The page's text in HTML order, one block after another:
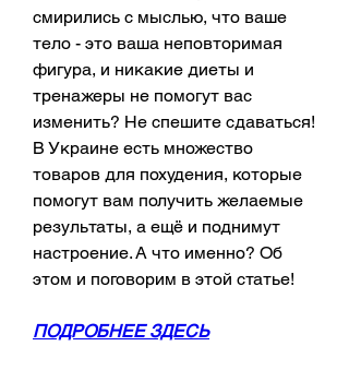
смирились с мыслью, что ваше
тело - это ваша неповторимая
фигура, и никакие диеты и
тренажеры не помогут вас
изменить? Не спешите сдаваться!
В Украине есть множество
товаров для похудения, которые
помогут вам получить желаемые
результаты, а ещё и поднимут
настроение. А что именно? Об
этом и поговорим в этой статье!
ПОДРОБНЕЕ ЗДЕСЬ